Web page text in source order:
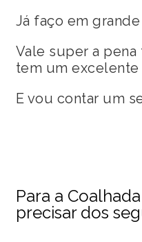
Já faço em
Vale super a pena
tem um
E vou contar um
Para a
precisar dos